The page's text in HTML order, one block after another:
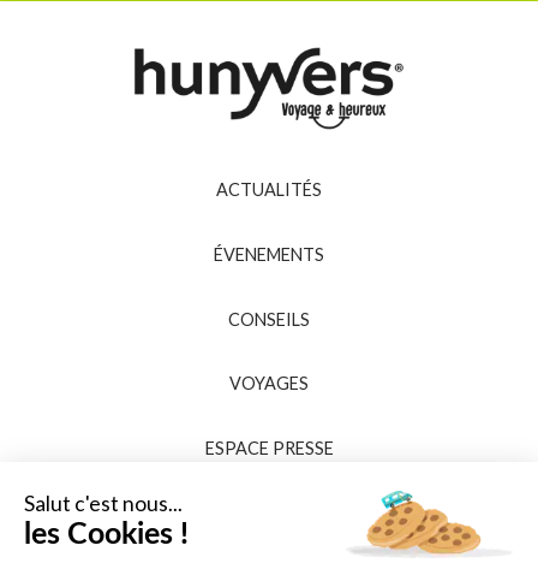
ACTUALITÉS
ÉVENEMENTS
CONSEILS
VOYAGES
ESPACE PRESSE
Salut c'est nous...
les Cookies !